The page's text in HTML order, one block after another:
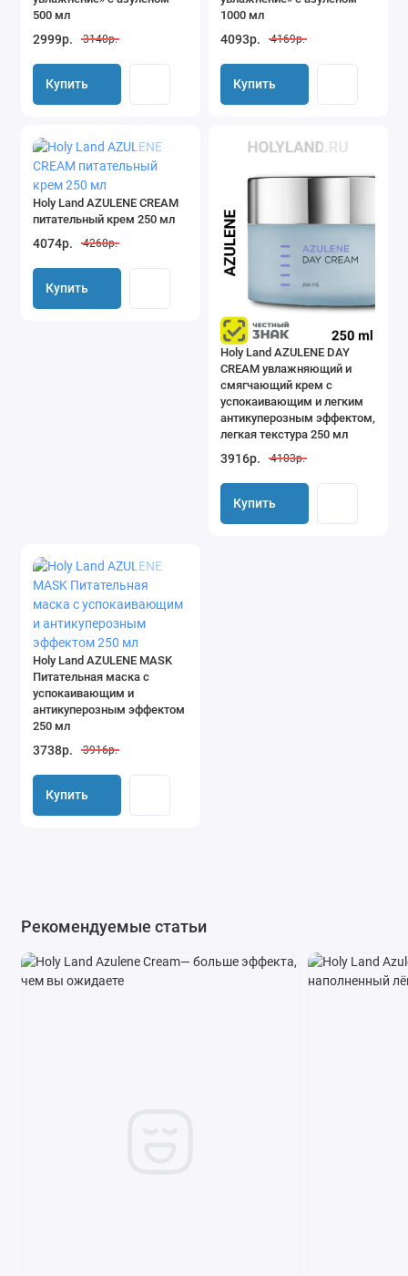
500 мл
2999р. 3140р.
Купить
1000 мл
4093р. 4169р.
Купить
Holy Land AZULENE CREAM
питательный крем 250 мл
4074р. 4268р.
Купить
Holy Land AZULENE DAY
CREAM увлажняющий и
смягчающий крем с
успокаивающим и легким
антикуперозным эффектом,
легкая текстура 250 мл
3916р. 4103р.
Купить
Holy Land AZULENE MASK
Питательная маска с
успокаивающим и
антикуперозным эффектом
250 мл
3738р. 3916р.
Купить
Рекомендуемые статьи